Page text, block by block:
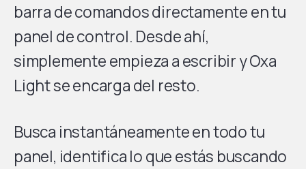
barra de comandos directamente en tu
panel de control. Desde ahí,
simplemente empieza a escribir y Oxa
Light se encarga del resto.
Busca instantáneamente en todo tu
panel, identifica lo que estás buscando